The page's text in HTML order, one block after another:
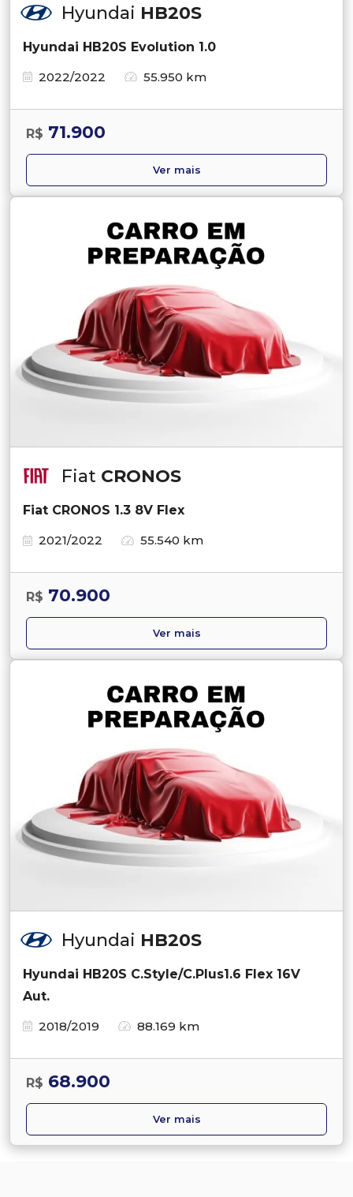
Hyundai HB20S
Hyundai HB20S Evolution 1.0
2022/2022
55.950 km
R$ 71.900
Ver mais
Fiat CRONOS
Fiat CRONOS 1.3 8V Flex
2021/2022
55.540 km
R$ 70.900
Ver mais
Hyundai HB20S
Hyundai HB20S C.Style/C.Plus1.6 Flex 16V
Aut.
2018/2019
88.169 km
R$ 68.900
Ver mais